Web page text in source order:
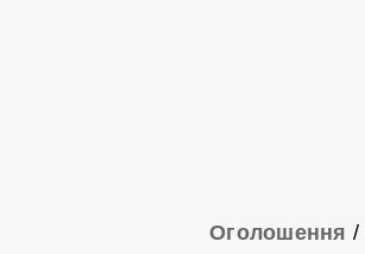
Оголошення /